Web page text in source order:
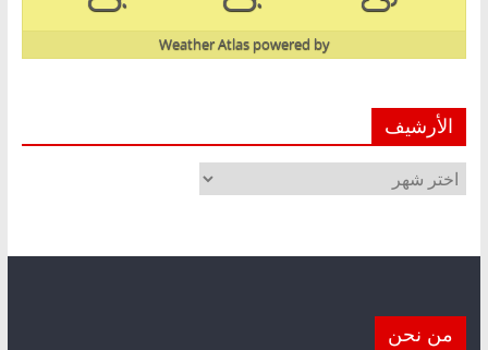
powered by
Weather Atlas
الأرشيف
الأرشيف
من نحن